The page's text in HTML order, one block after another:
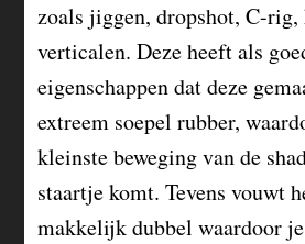
zoals jiggen, dropshot, C-
verticalen. Deze heeft als
eigenschappen dat deze
extreem soepel rubber,
kleinste beweging van de
staartje komt. Tevens vouwt
makkelijk dubbel waardoor